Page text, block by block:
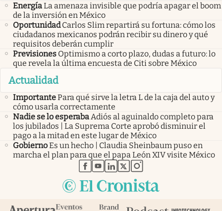
EnergíaLa amenaza invisible que podría apagar el boom
de la inversión en México
Oportunidad Carlos Slim repartirá su fortuna: cómo los
ciudadanos mexicanos podrán recibir su dinero y qué
requisitos deberán cumplir
Previsiones Optimismo a corto plazo, dudas a futuro: lo
que revela la última encuesta de Citi sobre México
Actualidad
ImportantePara qué sirve la letra L de la caja del auto y
cómo usarla correctamente
Nadie se lo esperabaAdiós al aguinaldo completo para
los jubilados | La Suprema Corte aprobó disminuir el
pago a la mitad en este lugar de México
GobiernoEs un hecho | Claudia Sheinbaum puso en
marcha el plan para que el papa León XIV visite México
abre en nueva pestaña
abre en nueva pestaña
abre en nueva pestaña
abre en nueva pestaña
abre en nueva pestaña